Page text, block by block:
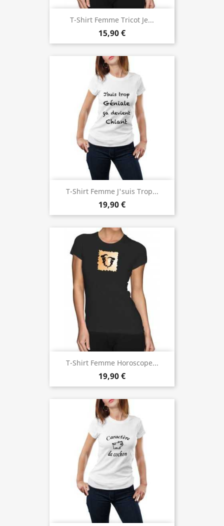
T-Shirt Femme Tricot Je...
15,90 €
T-Shirt Femme J'suis Trop...
19,90 €
T-Shirt Femme Horoscope...
19,90 €